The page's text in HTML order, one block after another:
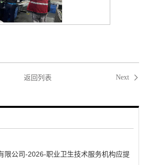
返回列表 Next
限公司-2026-职业卫生技术服务机构应提